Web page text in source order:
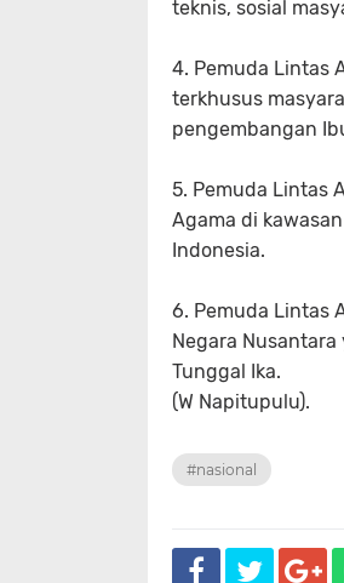
teknis, sosial
4. Pemuda Lintas
terkhusus
pengembangan
5. Pemuda Lintas
Agama di
Indonesia.
6. Pemuda Lintas
Negara Nusantara
Tunggal Ika.
(W Napitupulu).
#nasional